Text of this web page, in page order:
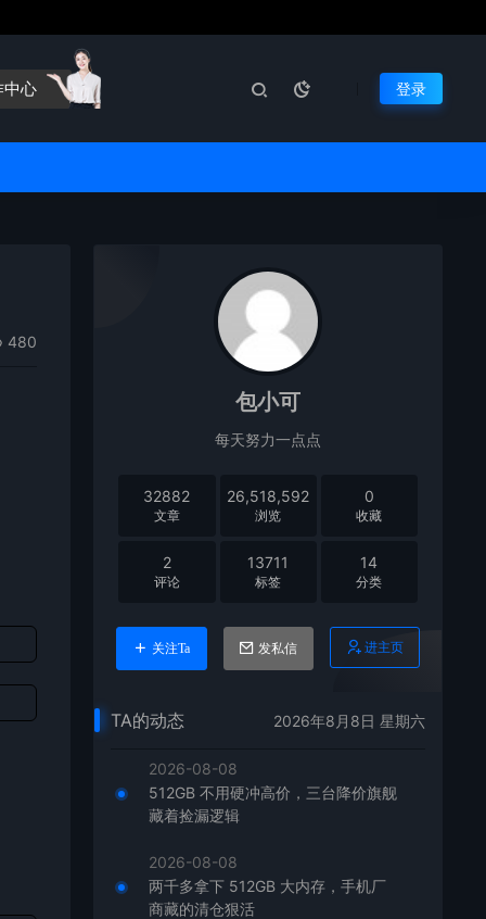
心 登录
480
包小可
每天努力一点点
32882
文章
26,518,592
浏览
0
收藏
2
评论
13711
标签
14
分类
关注Ta 发私信 进主页
TA的动态 2026年8月8日 星期六
2026-08-08
512GB 不用硬冲高价，三台降价旗舰
藏着捡漏逻辑
2026-08-08
两千多拿下 512GB 大内存，手机厂
商藏的清仓狠活